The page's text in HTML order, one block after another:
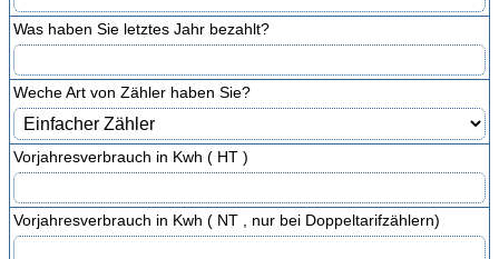
Was haben Sie letztes Jahr bezahlt?
Weche Art von Zähler haben Sie?
Vorjahresverbrauch in Kwh ( HT )
Vorjahresverbrauch in Kwh ( NT , nur bei Doppeltarifzählern)